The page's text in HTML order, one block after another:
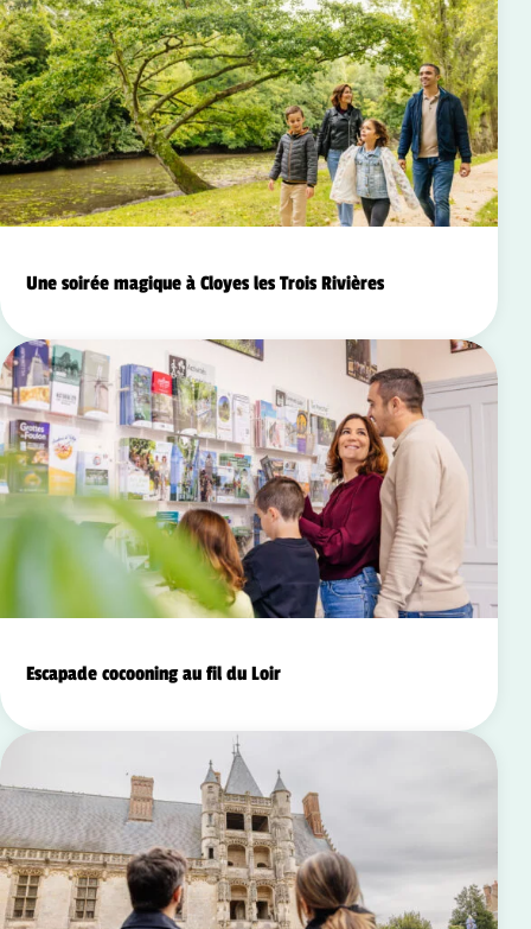
Une soirée magique à Cloyes les Trois Rivières
Escapade cocooning au fil du Loir